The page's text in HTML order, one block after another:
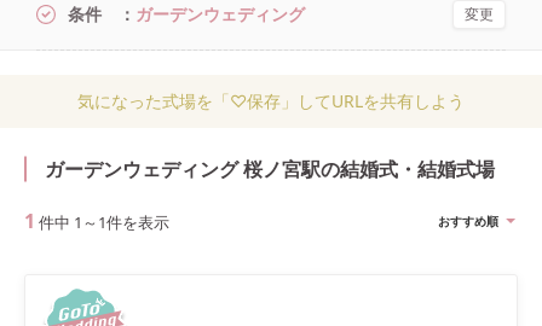
条件 ガーデンウェディング 変更
気になった式場を「♡保存」してURLを共有しよう
ガーデンウェディング 桜ノ宮駅の結婚式・結婚式場
1 件中 1 ～ 1件を表示 おすすめ順